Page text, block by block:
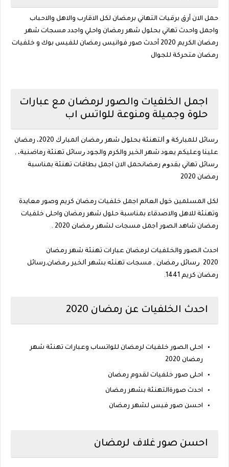
حمل الان أرق برقيات التهاني برمضان لكل الاقارب والاهل والاحباب
واجمل واحدث تهاني بحلول شهر رمضان واحلي واجدد مسجات شهر
رمضان الكريم 2020 أحدث صور فوانيس رمضان للفيس بوك و خلفيات
رمضان متحركة للجوال
اجمل الخلفيات والصور لرمضان مع عبارات
حلوة وجميلة ومنوعة ‏للواتس‏ اب
ﺭﺳﺎﺋﻞ ﻟﻠﻤﺒﺎﺭﻛﺔ ﻭ ﺍﻟﺘﻬﻨﺌﺔ ﺑﺤﻠﻮﻝ ﺷﻬﺮ ﺭﻣﻀﺎﻥ ﺍﻟﻤﺒﺎﺭﻙ 2020، رمضان
علينا وعليكم يعود شهر الخير والكرم والجود ﺭﺳﺎﺋﻞ ﺗﻬﻨﺌﺔ رماضنية، ,
ﺭﺳﺎﺋﻞ ﺗﻬﺎﻧﻲ ﺑﻘﺪﻭﻡ رمضانحمل الان اجمل بطاقات تهنئة بمناسبة
رمضان 2020
لكل المسلمين خول العالم اجمل خلفيات رمضان كريم وصور معايدة
وتهنئة للاهل والاصدقاء بمناسبة حلول شهر رمضان واحلى خلفيات
رمضان شاهد الصور ﺍﺟﻤﻞ ﻣﺴﺠﺎﺕ ﻟﺸﻬﺮ ﺭﻣﻀﺎﻥ 2020 .
احدث الصور والخلفيات لرمضان عبارات تهنئة شهر رمضان
2020 ﺭﺳﺎﺋﻞ ﺭﻣﻀﺎﻥ , ﻣﺴﺠﺎﺕ ﺗﻬﻨﺌﻪ ﺑﺸﻬﺮ ﺍﻟﺨﻴﺮ ﺭﻣﻀﺎﻥ,رسائل
رمضان كريم 1441.
احدث الخلفيات عن رمضان 2020
احلى الصور خلفيات لرمضان للواتساب وعبارات تهنئة شهر
رمضان 2020
احلى صور خلفيات لقدوم رمضان
احدث صورةالتهنئة بشهر رمضان
احسن صور فيس لشهر رمضان
احسن صور غلاف لرمضان